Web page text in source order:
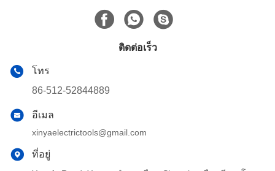
ติดต่อเร็ว
โทร
86-512-52844889
อีเมล
xinyaelectrictools@gmail.com
ที่อยู่